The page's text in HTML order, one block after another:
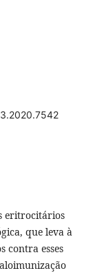
eritrocitários
que leva à
contra esses